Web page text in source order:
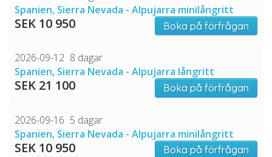
Spanien, Sierra Nevada - Alpujarra minilångritt
SEK 10 950 Boka på förfrågan
2026-09-12 8 dagar
Spanien, Sierra Nevada - Alpujarra långritt
SEK 21 100 Boka på förfrågan
2026-09-16 5 dagar
Spanien, Sierra Nevada - Alpujarra minilångritt
SEK 10 950 Boka på förfrågan